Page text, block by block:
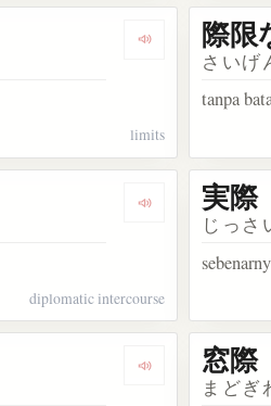
Dengarkan
limits
際限
さいげ
tanpa
Dengarkan
diplomatic intercourse
実際
じっさ
Dengarkan窓際
まどぎ